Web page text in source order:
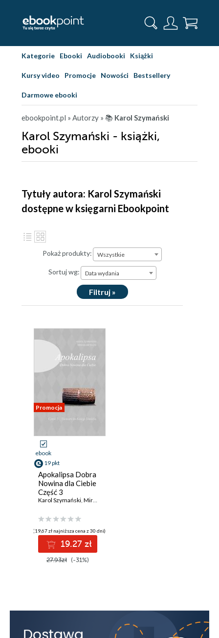
Kategorie Ebooki Audiobooki Książki
Kursy video Promocje Nowości Bestsellery
Darmowe ebooki
ebookpoint.pl » Autorzy » 📚 Karol Szymański
Karol Szymański - książki,
ebooki
Tytuły autora: Karol Szymański
dostępne w księgarni Ebookpoint
Pokaż produkty: Wszystkie
Sortuj wg: Data wydania
Filtruj »
Promocja
ebook
19 pkt
Apokalipsa Dobra
Nowina dla Ciebie
Część 3
Karol Szymański, Mirosław Rucki
(19,67 zł najniższa cena z 30 dni)
19.27 zł
27.93zł (-31%)